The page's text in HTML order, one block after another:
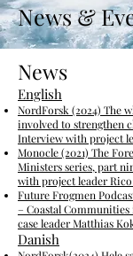
News &
News
English
NordForsk (2024) The
involved to strengthen
Interview with project
Monocle (2021) The
Ministers series, part
with project leader Rico
Future Frogmen
– Coastal
case leader Matthias
Danish